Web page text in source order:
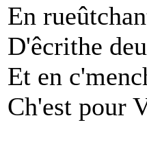
En
D'êcrithe
Et en
Ch'est pour